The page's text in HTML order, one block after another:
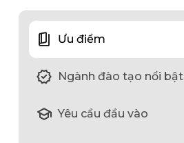
Ưu điểm
Ngành đào tạo nổi bật
Yêu cầu đầu vào